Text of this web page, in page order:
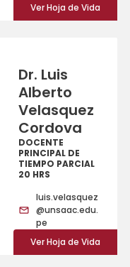
Ver Hoja de Vida
Dr. Luis
Alberto
Velasquez
Cordova
DOCENTE
PRINCIPAL DE
TIEMPO PARCIAL
20 HRS
luis.velasquez
@unsaac.edu.
pe
Ver Hoja de Vida